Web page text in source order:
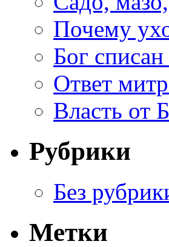
Почему
Бог
Ответ
Власть от
Рубрики
Без
Метки